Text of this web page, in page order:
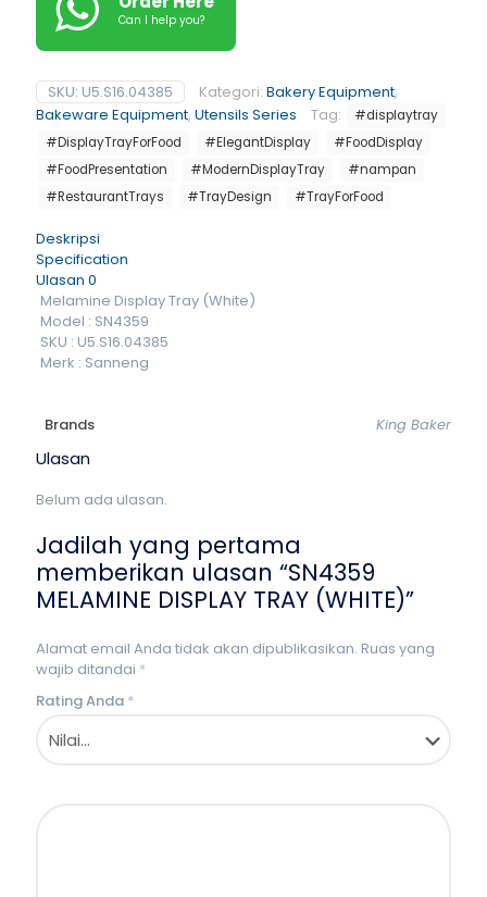
Can I help you?
SKU: U5.S16.04385 Kategori: Bakery Equipment,
Bakeware Equipment, Utensils Series Tag:
#displaytray
#DisplayTrayForFood
#ElegantDisplay
#FoodDisplay
#FoodPresentation
#ModernDisplayTray
#nampan
#RestaurantTrays
#TrayDesign #TrayForFood
Deskripsi
Specification
Ulasan 0
Melamine Display Tray (White)
Model : SN4359
SKU : U5.S16.04385
Merk : Sanneng
Brands King Baker
Ulasan
Belum ada ulasan.
Jadilah yang pertama
memberikan ulasan “SN4359
MELAMINE DISPLAY TRAY (WHITE)”
Alamat email Anda tidak akan dipublikasikan. Ruas yang
wajib ditandai *
Rating Anda *